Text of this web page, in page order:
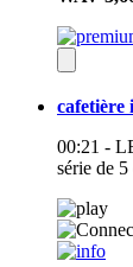
cafetière
00:21 -
série de